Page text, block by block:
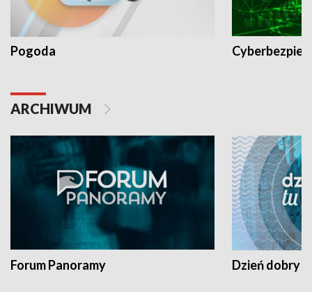
Pogoda
ARCHIWUM
Forum Panoramy Dzień dobry